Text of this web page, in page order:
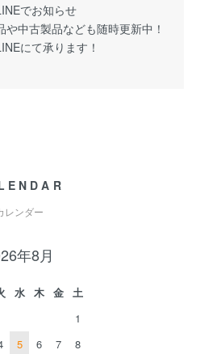
でお知らせ
や中古製品なども随時更新中！
にて承ります！
レンダー
年8月
水 木 金
土
1
5 6 7
8